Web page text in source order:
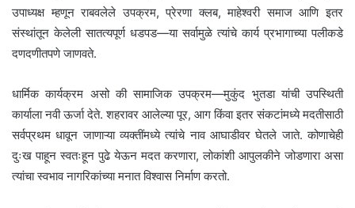
उपाध्यक्ष म्हणून राबवलेले उपक्रम, प्रेरणा क्लब, माहेश्वरी समाज आणि इतर
संस्थांतून केलेली सातत्यपूर्ण धडपड—या सर्वामुळे त्यांचे कार्य प्रभागाच्या पलीकडे
दणदणीतपणे जाणवते.
धार्मिक कार्यक्रम असो की सामाजिक उपक्रम—मुकुंद भुतडा यांची उपस्थिती
कार्याला नवी ऊर्जा देते. शहरावर आलेल्या पूर, आग किंवा इतर संकटांमध्ये मदतीसाठी
सर्वप्रथम धावून जाणाऱ्या व्यक्तींमध्ये त्यांचे नाव आघाडीवर घेतले जाते. कोणाचेही
दुःख पाहून स्वतःहून पुढे येऊन मदत करणारा, लोकांशी आपुलकीने जोडणारा असा
त्यांचा स्वभाव नागरिकांच्या मनात विश्वास निर्माण करतो.